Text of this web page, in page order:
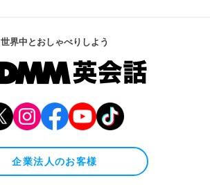
世界中とおしゃべりしよう
企業法人のお客様